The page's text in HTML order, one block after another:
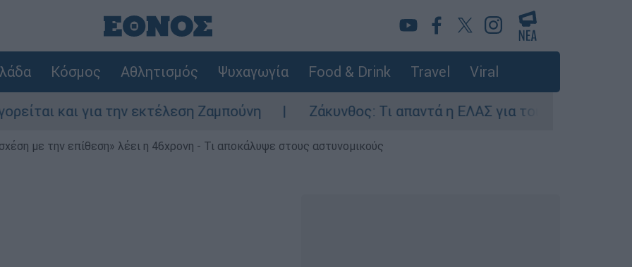
Κόσμος Αθλητισμός Ψυχαγωγία Food & Drink Travel Viral
για την εκτέλεση Ζαμπούνη Ζάκυνθος: Τι απαντά η ΕΛΑΣ για τους 8 βιασμούς
με την επίθεση» λέει η 46χρονη - Τι αποκάλυψε στους αστυνομικούς